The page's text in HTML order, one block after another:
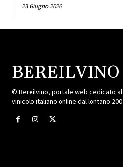
23 Giugno 2026
BEREILVINO
© Bereilvino, portale web dedicato al
vinicolo italiano online dal lontano